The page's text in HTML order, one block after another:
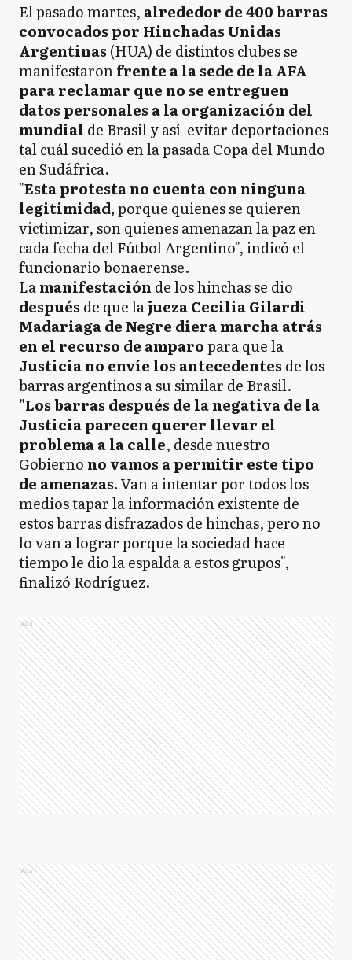
El pasado martes, alrededor de 400 barras
convocados por Hinchadas Unidas
Argentinas (HUA) de distintos clubes se
manifestaronfrente a la sede de la AFA
para reclamar que no se entreguen
datos personales a la organización del
mundial de Brasil y así evitar deportaciones
tal cuál sucedió en la pasada Copa del Mundo
en Sudáfrica.
"Esta protesta no cuenta con ninguna
legitimidad,porque quienes se quieren
victimizar, son quienes amenazan la paz en
cada fecha del Fútbol Argentino", indicó el
funcionario bonaerense.
Lamanifestación de los hinchas se dio
después de que lajueza Cecilia Gilardi
Madariaga de Negre diera marcha atrás
en el recurso de amparopara que la
Justicia no envíe los antecedentes de los
barras argentinos a su similar de Brasil.
"Los barras después de la negativa de la
Justicia parecen querer llevar el
problema a la calle, desde nuestro
Gobierno no vamos a permitir este tipo
de amenazas.Van a intentar por todos los
medios tapar la información existente de
estos barras disfrazados de hinchas, pero no
lo van a lograr porque la sociedad hace
tiempo le dio la espalda a estos grupos",
finalizó Rodríguez.
Ads
Ads